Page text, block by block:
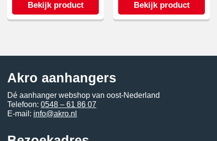
Bekijk product Bekijk product
Akro aanhangers
Dé aanhanger webshop van oost-Nederland
Telefoon: 0548 – 61 86 07
E-mail: info@akro.nl